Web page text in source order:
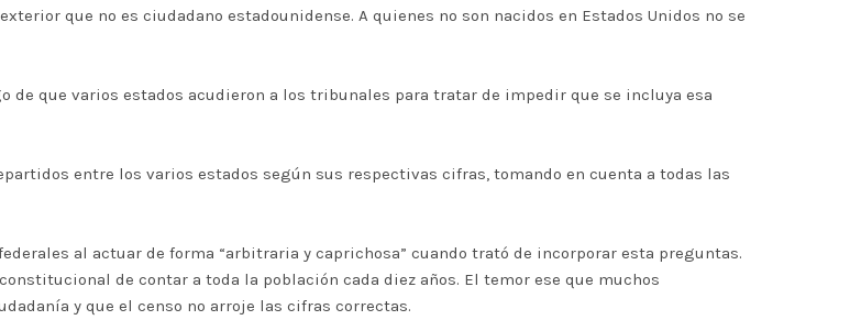
que no es ciudadano estadounidense. A quienes no son nacidos en Estados Unidos no se
de que varios estados acudieron a los tribunales para tratar de impedir que se incluya esa
entre los varios estados según sus respectivas cifras, tomando en cuenta a todas las
al actuar de forma “arbitraria y caprichosa” cuando trató de incorporar esta preguntas.
de contar a toda la población cada diez años. El temor ese que muchos
y que el censo no arroje las cifras correctas.